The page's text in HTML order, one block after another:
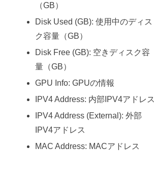
（GB）
Disk Used (GB): 使用中のディス
ク容量（GB）
Disk Free (GB): 空きディスク容
量（GB）
GPU Info: GPUの情報
IPV4 Address: 内部IPV4アドレス
IPV4 Address (External): 外部
IPV4アドレス
MAC Address: MACアドレス